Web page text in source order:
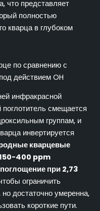
что представляет
полностью
кварца в глубоком
по сравнению с
действием OH
инфракрасной
смещается
группам, и
инвертируется
кварцевые
400 ppm
при 2,73
ограничить
достаточно умеренна,
короткие пути.